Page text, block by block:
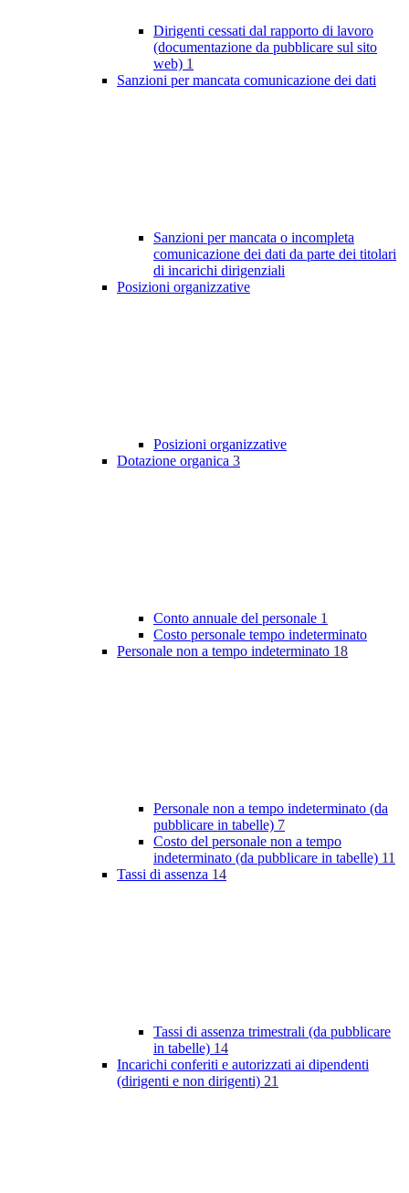
Dirigenti cessati dal rapporto di lavoro
(documentazione da pubblicare sul sito
web) 1
Sanzioni per mancata comunicazione dei dati
Sanzioni per mancata o incompleta
comunicazione dei dati da parte dei titolari
di incarichi dirigenziali
Posizioni organizzative
Posizioni organizzative
Dotazione organica 3
Conto annuale del personale 1
Costo personale tempo indeterminato
Personale non a tempo indeterminato 18
Personale non a tempo indeterminato (da
pubblicare in tabelle) 7
Costo del personale non a tempo
indeterminato (da pubblicare in tabelle) 11
Tassi di assenza 14
Tassi di assenza trimestrali (da pubblicare
in tabelle) 14
Incarichi conferiti e autorizzati ai dipendenti
(dirigenti e non dirigenti) 21